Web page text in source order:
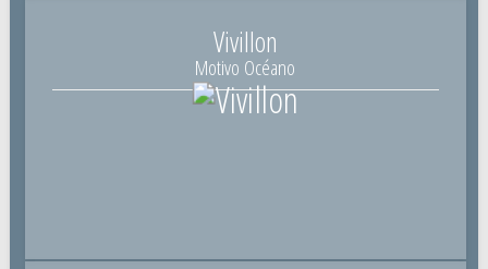
Vivillon
Motivo Océano